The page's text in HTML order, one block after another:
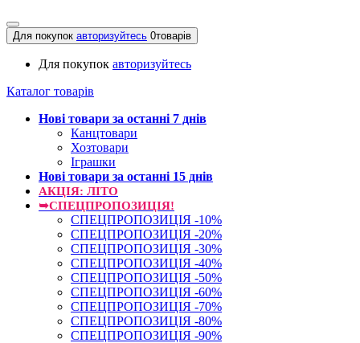
Для покупок авторизуйтесь 0товарів
Для покупок авторизуйтесь
Каталог товарів
Нові товари за останнi 7 днiв
Канцтовари
Хозтовари
Іграшки
Нові товари за останнi 15 днiв
АКЦІЯ: ЛІТО
➥СПЕЦПРОПОЗИЦІЯ!
СПЕЦПРОПОЗИЦІЯ -10%
СПЕЦПРОПОЗИЦІЯ -20%
СПЕЦПРОПОЗИЦІЯ -30%
СПЕЦПРОПОЗИЦІЯ -40%
СПЕЦПРОПОЗИЦІЯ -50%
СПЕЦПРОПОЗИЦІЯ -60%
СПЕЦПРОПОЗИЦІЯ -70%
СПЕЦПРОПОЗИЦІЯ -80%
СПЕЦПРОПОЗИЦІЯ -90%